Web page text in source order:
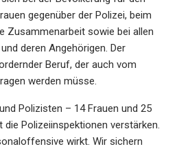
gegenüber der Polizei, beim
Zusammenarbeit sowie bei allen
deren Angehörigen. Der
Beruf, der auch vom
werden müsse.
Polizisten – 14 Frauen und 25
Polizeiinspektionen verstärken.
wirkt. Wir sichern